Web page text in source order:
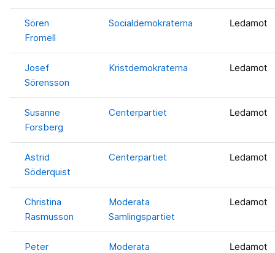
Sören
Fromell
Socialdemokraterna Ledamot
Josef
Sörensson
Kristdemokraterna Ledamot
Susanne
Forsberg
Centerpartiet Ledamot
Astrid
Söderquist
Centerpartiet Ledamot
Christina
Rasmusson
Moderata
Samlingspartiet
Ledamot
Peter
Moderata
Ledamot